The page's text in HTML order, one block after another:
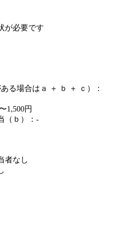
が必要です
る場合はａ ＋ ｂ ＋ ｃ）：
1,500円
（ｂ）：-
者なし